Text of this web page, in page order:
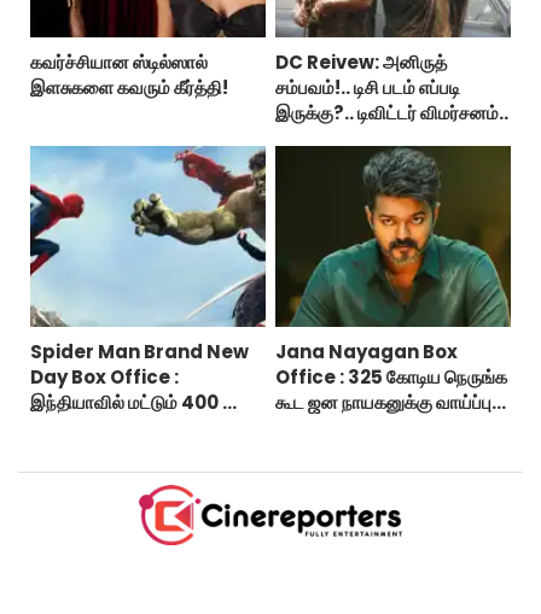
கவர்ச்சியான ஸ்டில்ஸால்
இளசுகளை கவரும் கீர்த்தி!
DC Reivew: அனிருத்
சம்பவம்!.. டிசி படம் எப்படி
இருக்கு?.. டிவிட்டர் விமர்சனம்..
Spider Man Brand New
Day Box Office :
இந்தியாவில் மட்டும் 400 கோடி
Jana Nayagan Box
Office : 325 கோடிய நெருங்க
கூட ஜன நாயகனுக்கு வாய்ப்பு